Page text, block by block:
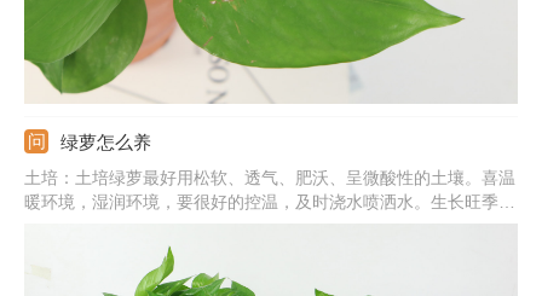
绿萝怎么养
土培：土培绿萝最好用松软、透气、肥沃、呈微酸性的土壤。喜温
暖环境，湿润环境，要很好的控温，及时浇水喷洒水。生长旺季适
当追肥，给它充足的养分。水培：水培的绿萝要注意水质，最好用
井水、河水。初期勤换水，生根后水少时及时添加水即可。还要定
期修根，滴加营养液，保证养分足，这样才会旺盛生长。